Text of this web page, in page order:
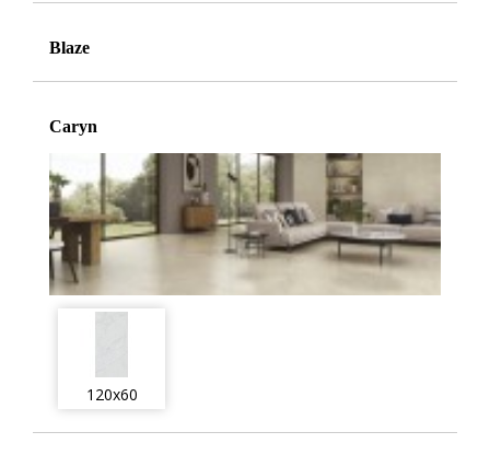
Blaze
Caryn
120x60